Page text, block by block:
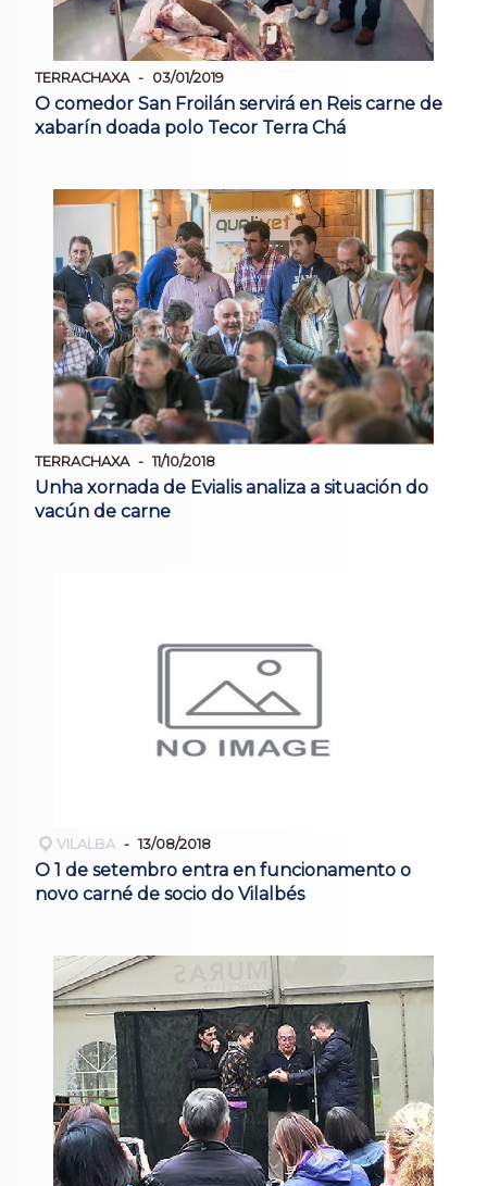
TERRACHAXA 03/01/2019
O comedor San Froilán servirá en Reis carne de
xabarín doada polo Tecor Terra Chá
TERRACHAXA 11/10/2018
Unha xornada de Evialis analiza a situación do
vacún de carne
VILALBA 13/08/2018
O 1 de setembro entra en funcionamento o
novo carné de socio do Vilalbés